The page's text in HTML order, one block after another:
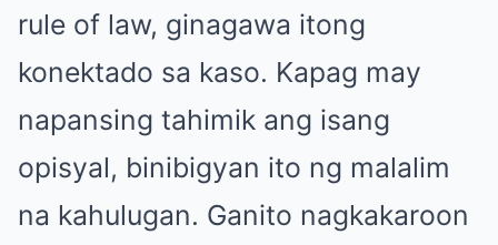
rule of law, ginagawa itong
konektado sa kaso. Kapag may
napansing tahimik ang isang
opisyal, binibigyan ito ng malalim
na kahulugan. Ganito nagkakaroon